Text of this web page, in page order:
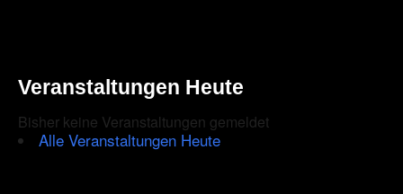
der
Paula
auf
dem
Veranstaltungen Heute
Bisher keine Veranstaltungen gemeldet
Alle Veranstaltungen Heute